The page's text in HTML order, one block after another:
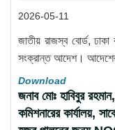
2026-05-11
জাতীয় রাজস্ব বোর্ড,
সংক্রান্ত আদেশ।
Download
জনাব মোঃ হাবিবুর
কমিশনারের কার্যালয়,